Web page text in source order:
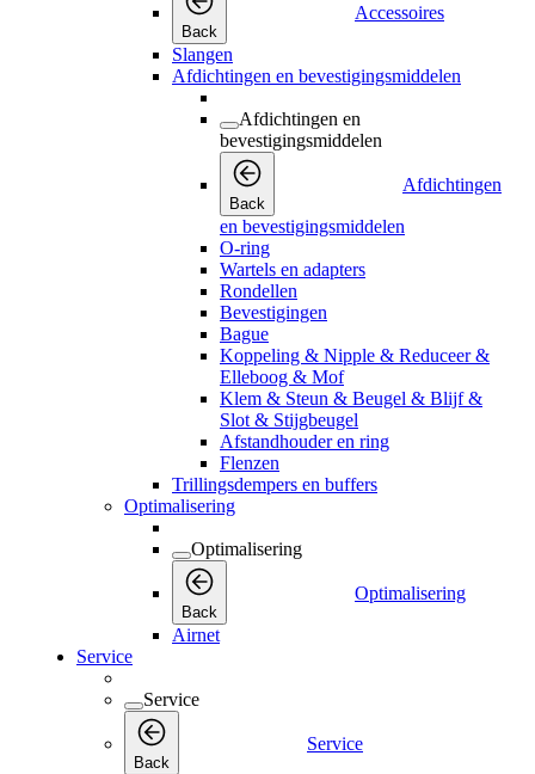
Back
Accessoires
Slangen
Afdichtingen en bevestigingsmiddelen
Afdichtingen en
bevestigingsmiddelen
Back
Afdichtingen
en bevestigingsmiddelen
O-ring
Wartels en adapters
Rondellen
Bevestigingen
Bague
Koppeling & Nipple & Reduceer &
Elleboog & Mof
Klem & Steun & Beugel & Blijf &
Slot & Stijgbeugel
Afstandhouder en ring
Flenzen
Trillingsdempers en buffers
Optimalisering
Optimalisering
Back
Optimalisering
Airnet
Service
Service
Back
Service